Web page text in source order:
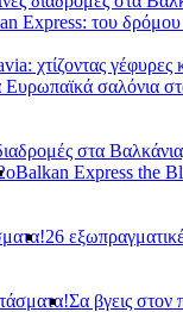
Express: του
χτίζοντας γέφυρες
σαλόνια
στα
Balkan Express the
26
Σα βγεις στον